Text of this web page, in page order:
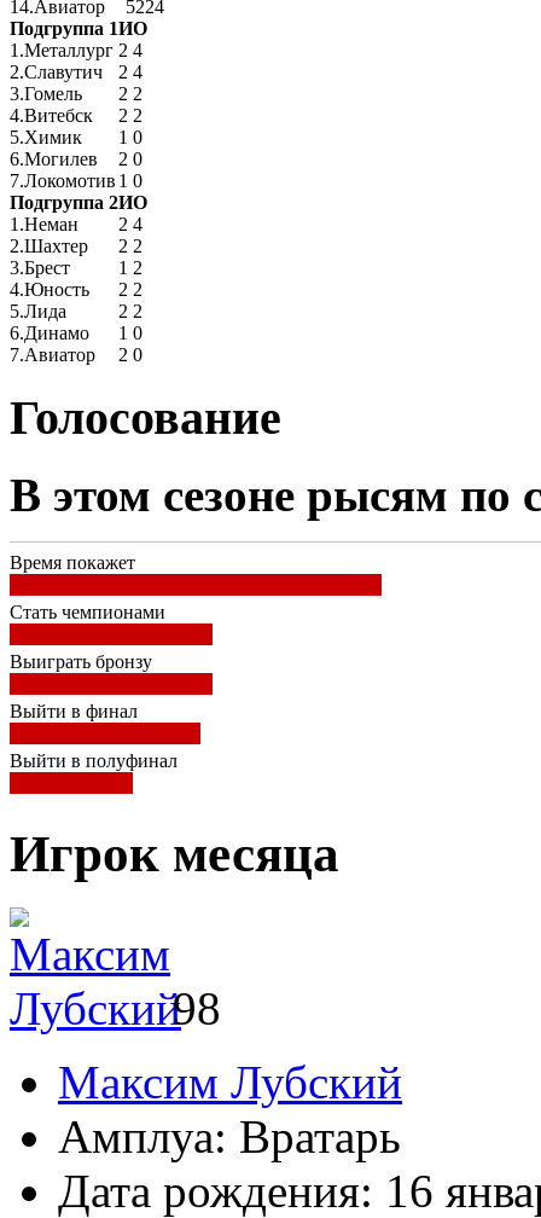
14.Авиатор 5224
Подгруппа 1ИО
1.Металлург 2 4
2.Славутич 2 4
3.Гомель 2 2
4.Витебск 2 2
5.Химик 1 0
6.Могилев 2 0
7.Локомотив 1 0
Подгруппа 2ИО
1.Неман 2 4
2.Шахтер 2 2
3.Брест 1 2
4.Юность 2 2
5.Лида 2 2
6.Динамо 1 0
7.Авиатор 2 0
Голосование
В этом сезоне рысям по
Время покажет
Стать чемпионами
Выиграть бронзу
Выйти в финал
Выйти в полуфинал
Игрок месяца
98
Максим Лубский
Амплуа: Вратарь
Дата рождения: 16